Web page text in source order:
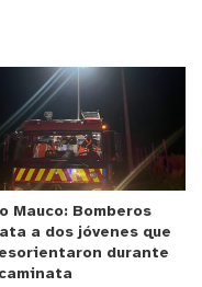
decomisó 1.463
de clorhidrato de
sativa, 5
de hongos
incautadas se
con marcas y
Mauco: Bomberos
a dos jóvenes que
durante